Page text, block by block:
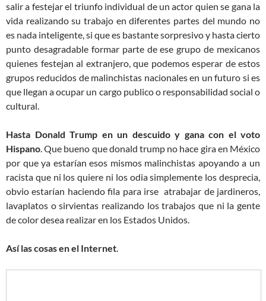
salir a festejar el triunfo individual de un actor quien se gana la
vida realizando su trabajo en diferentes partes del mundo no
es nada inteligente, si que es bastante sorpresivo y hasta cierto
punto desagradable formar parte de ese grupo de mexicanos
quienes festejan al extranjero, que podemos esperar de estos
grupos reducidos de malinchistas nacionales en un futuro si es
que llegan a ocupar un cargo publico o responsabilidad social o
cultural.
Hasta Donald Trump en un descuido y gana con el voto
Hispano. Que bueno que donald trump no hace gira en México
por que ya estarían esos mismos malinchistas apoyando a un
racista que ni los quiere ni los odia simplemente los desprecia,
obvio estarían haciendo fila para irse atrabajar de jardineros,
lavaplatos o sirvientas realizando los trabajos que ni la gente
de color desea realizar en los Estados Unidos.
Así las cosas en el Internet.